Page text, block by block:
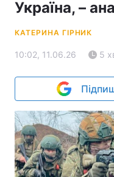
Україна, –
КАТЕРИНА ГІРНИК
10:02, 11.06.26 5